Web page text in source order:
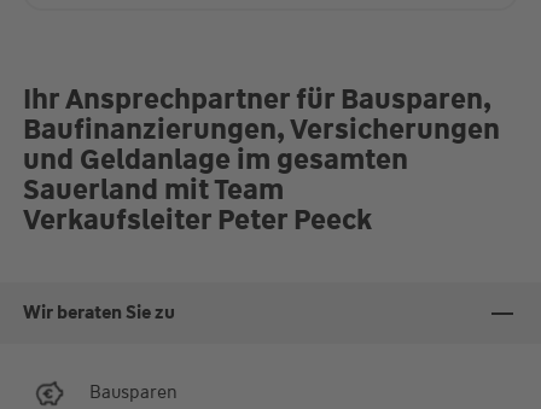
Ihr Ansprechpartner für Bausparen,
Baufinanzierungen, Versicherungen
und Geldanlage im gesamten
Sauerland mit Team
Verkaufsleiter Peter Peeck
Wir beraten Sie zu
Bausparen